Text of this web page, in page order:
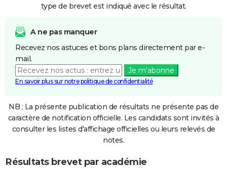
type de brevet est indiqué avec le résultat.
A ne pas manquer
Recevez nos astuces et bons plans directement par e-
mail.
Je m'abonne
En savoir plus sur notre politique de confidentialité
NB : La présente publication de résultats ne présente pas de
caractère de notification officielle. Les candidats sont invités à
consulter les listes d'affichage officielles ou leurs relevés de
notes.
Résultats brevet par académie